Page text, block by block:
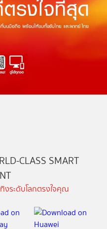
CLASS SMART
งระดับโลกตรงใจคุณ